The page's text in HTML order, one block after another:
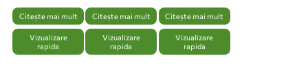
Citește mai mult
Vizualizare
rapida
Citește mai mult
Vizualizare
rapida
Citește mai mult
Vizualizare
rapida